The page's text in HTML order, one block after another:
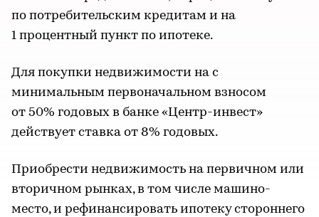
по потребительским кредитам и на
1 процентный пункт по ипотеке.
Для покупки недвижимости на с
минимальным первоначальном взносом
от 50% годовых в банке «Центр-инвест»
действует ставка от 8% годовых.
Приобрести недвижимость на первичном или
вторичном рынках, в том числе машино-
место, и рефинансировать ипотеку стороннего